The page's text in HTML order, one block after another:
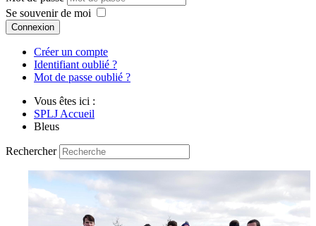
Se souvenir de moi
Connexion
Créer un compte
Identifiant oublié ?
Mot de passe oublié ?
Vous êtes ici :
SPLJ Accueil
Bleus
Rechercher